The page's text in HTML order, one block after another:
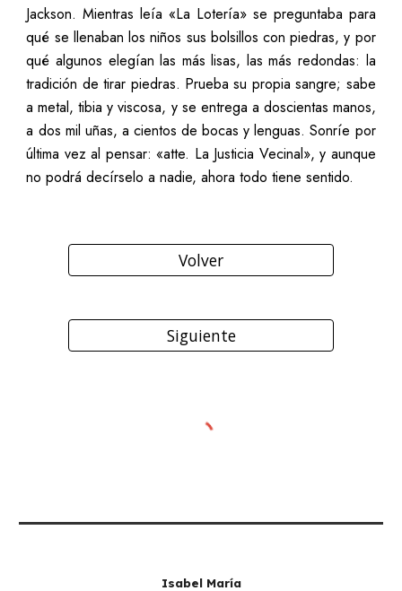
Jackson. Mientras leía «La Lotería» se preguntaba para
qué se llenaban los niños sus bolsillos con piedras, y por
qué algunos elegían las más lisas, las más redondas: la
tradición de tirar piedras. Prueba su propia sangre; sabe
a metal, tibia y viscosa, y se entrega a doscientas manos,
a dos mil uñas, a cientos de bocas y lenguas. Sonríe por
última vez al pensar: «atte. La Justicia Vecinal», y aunque
no podrá decírselo a nadie, ahora todo tiene sentido.
Volver
Siguiente
Isabel María